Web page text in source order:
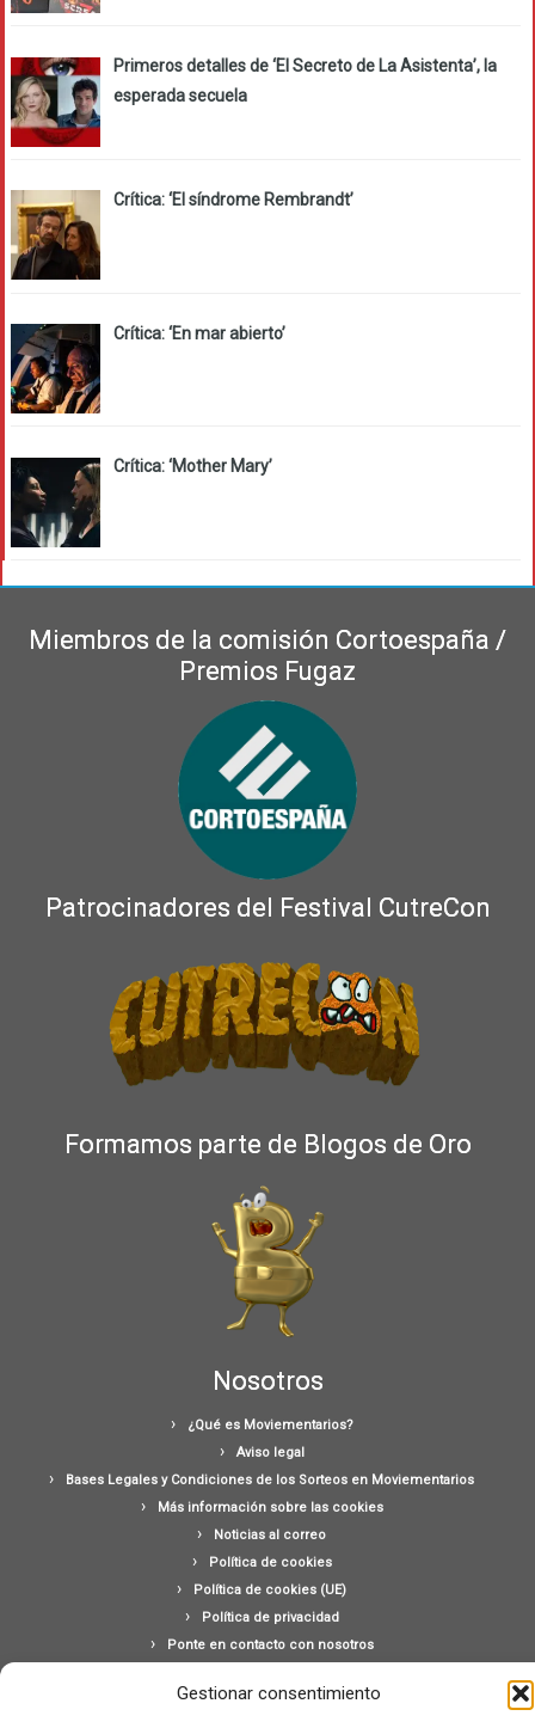
Gestionar consentimiento
Primeros detalles de ‘El Secreto de La Asistenta’, la
esperada secuela
Crítica: ‘El síndrome Rembrandt’
Crítica: ‘En mar abierto’
Crítica: ‘Mother Mary’
Miembros de la comisión Cortoespaña /
Premios Fugaz
Patrocinadores del Festival CutreCon
Formamos parte de Blogos de Oro
Nosotros
¿Qué es Moviementarios?
Aviso legal
Bases Legales y Condiciones de los Sorteos en Moviementarios
Más información sobre las cookies
Noticias al correo
Política de cookies
Política de cookies (UE)
Política de privacidad
Ponte en contacto con nosotros